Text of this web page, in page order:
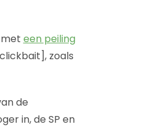
een peiling
zoals
de
in, de SP en